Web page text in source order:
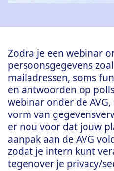
Zodra je een webinar
persoonsgegevens
mailadressen, soms
en antwoorden op
webinar onder de
vorm van
er nou voor dat jouw
aanpak aan de AVG
zodat je intern kunt
tegenover je privacy/